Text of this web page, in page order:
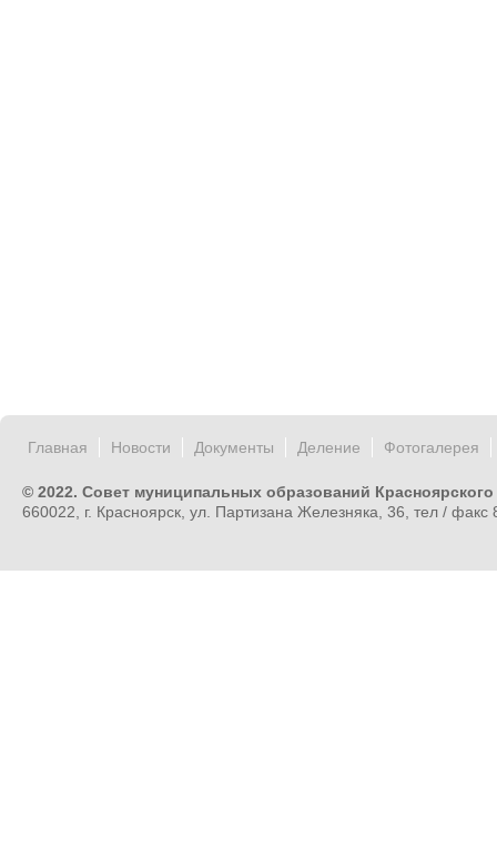
Главная Новости Документы Деление Фотогалерея
© 2022. Совет муниципальных образований Красноярского
660022, г. Красноярск, ул. Партизана Железняка, 36, тел /